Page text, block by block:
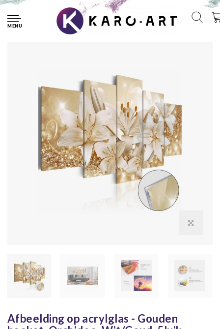
MENU
Afbeelding op acrylglas - Gouden boeket, Orchidee,
Wit/Goud, 5luik
Afbeelding op acrylglas - Gouden